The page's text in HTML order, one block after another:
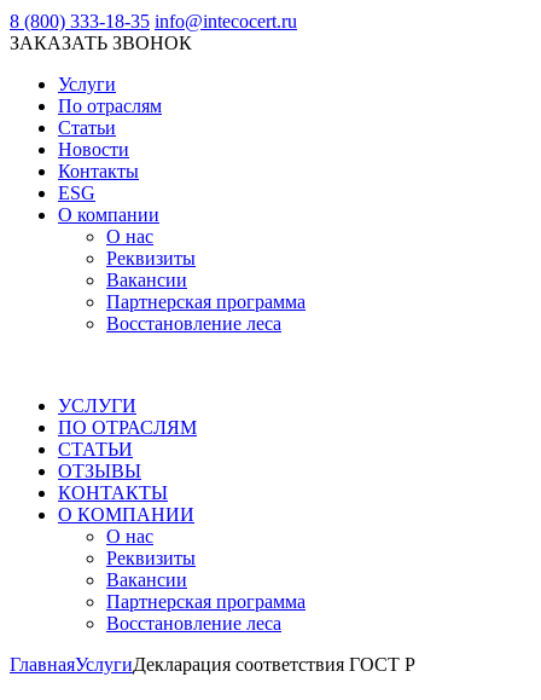
8 (800) 333-18-35 info@intecocert.ru
ЗАКАЗАТЬ ЗВОНОК
Услуги
По отраслям
Статьи
Новости
Контакты
ESG
О компании
О нас
Реквизиты
Вакансии
Партнерская программа
Восстановление леса
УСЛУГИ
ПО ОТРАСЛЯМ
СТАТЬИ
ОТЗЫВЫ
КОНТАКТЫ
О КОМПАНИИ
О нас
Реквизиты
Вакансии
Партнерская программа
Восстановление леса
ГлавнаяУслугиДекларация соответствия ГОСТ Р